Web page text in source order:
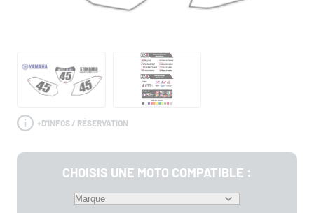
+D'INFOS / RÉSERVATION
CHOISIS UNE MOTO COMPATIBLE :